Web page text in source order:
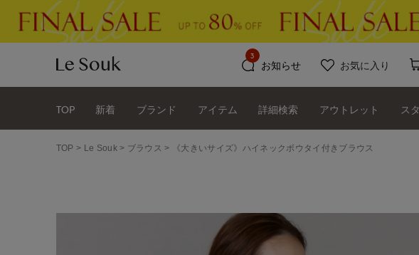
お知らせ
3
お気に入り
TOP 新着 ブランド アイテム 詳細検索 アウトレット ス
TOP Le Souk ブラウス 《大きいサイズ》ハイネックボウタイ付きブラウス